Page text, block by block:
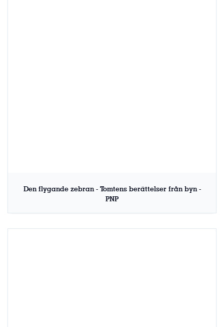
Den flygande zebran - Tomtens berättelser från byn -
PNP